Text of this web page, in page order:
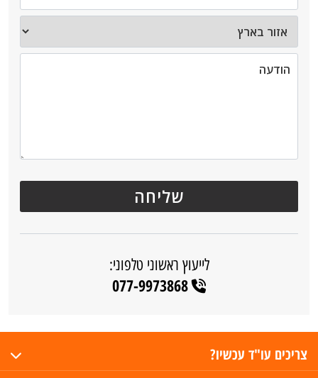
לייעוץ ראשוני טלפוני:
077-9973868
צריכים עו"ד עכשיו?